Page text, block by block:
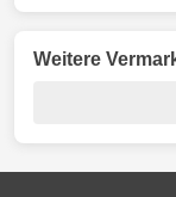
Weitere